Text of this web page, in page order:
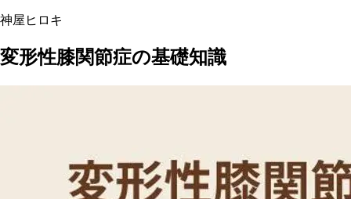
神屋ヒロキ
変形性膝関節症の基礎知識